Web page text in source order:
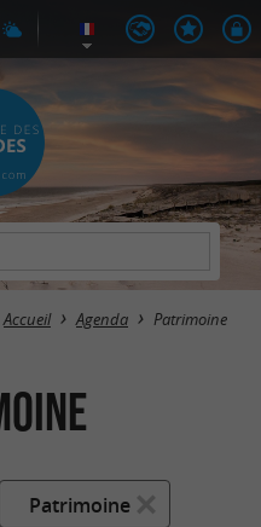
Accueil Agenda Patrimoine
Patrimoine